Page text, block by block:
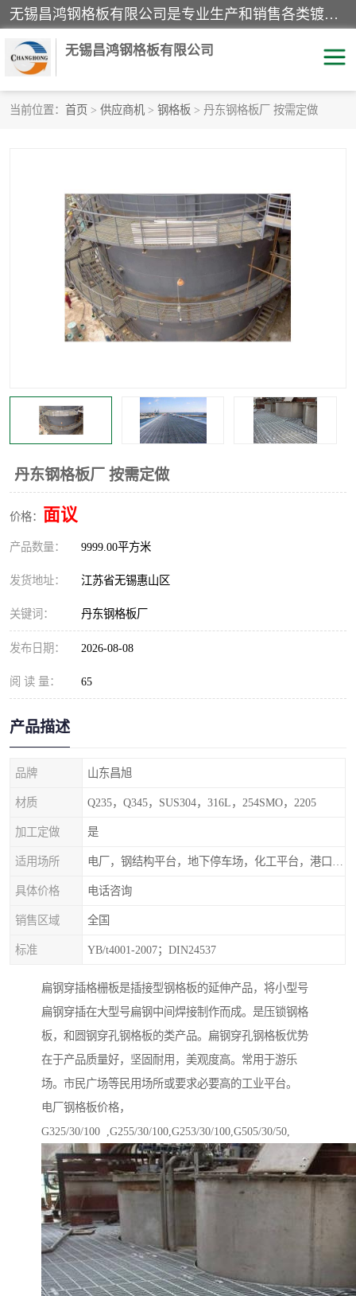
无锡昌鸿钢格板有限公司是专业生产和销售各类镀锌钢格板、镀锌钢格栅、不锈钢钢格及其相关产品的现代化企业。公司产品广泛运用于石油、化工、港口、电力、运输、造纸、医药、钢铁、食品、市政、房地产、制造业等各个领域。
无锡昌鸿钢格板有限公司
当前位置： 首页 > 供应商机 > 钢格板 > 丹东钢格板厂 按需定做
丹东钢格板厂 按需定做
价格： 面议
产品数量： 9999.00平方米
发货地址： 江苏省无锡惠山区
关键词： 丹东钢格板厂
发布日期： 2026-08-08
阅 读 量： 65
产品描述
品牌 山东昌旭
材质 Q235，Q345，SUS304，316L，254SMO，2205
加工定做 是
适用场所
具体价格 电话咨询
销售区域 全国
标准 YB/t4001-2007；DIN24537
扁钢穿插格栅板是插接型钢格板的延伸产品，将小型号
扁钢穿插在大型号扁钢中间焊接制作而成。是压锁钢格
板，和圆钢穿孔钢格板的类产品。扁钢穿孔钢格板优势
在于产品质量好，坚固耐用，美观度高。常用于游乐
场。市民广场等民用场所或要求必要高的工业平台。
电厂钢格板价格，
G325/30/100 ,G255/30/100,G253/30/100,G505/30/50,
钢格栅
齿形钢格板 钢格板
热镀锌钢格板 复合钢格板
钢格栅踏步板 插接钢格板